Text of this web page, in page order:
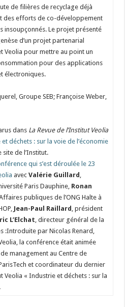
de filières de recyclage déjà
des efforts de co-développement
insoupçonnés. Le projet présenté
d’un projet partenarial
Veolia pour mettre au point un
pour des applications
électroniques.
Groupe SEB; Françoise Weber,
dans La Revue de l’Institut Veolia
déchets : sur la voie de l’économie
site de l’Institut.
qui s’est déroulée le 23
avecValérie Guillard ,
Paris Dauphine, Ronan
publiques de l’ONG Halte à
Jean-Paul Raillard , président
L’Elchat, directeur général de la
:Introduite par Nicolas Renard,
la conférence était animée
management au Centre de
et coordinateur du dernier
Veolia « Industrie et déchets : sur la